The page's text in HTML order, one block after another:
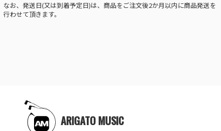
なお、発送日(又は到着予定日)は、商品をご注文後2か月以内に商品発送を
行わせて頂きます。
ARIGATO MUSIC